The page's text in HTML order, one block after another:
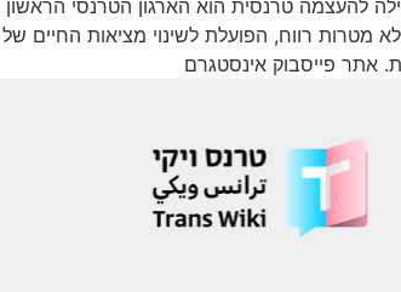
מטרות רווח, הפועלת לשינוי מציאות החיים
אתר פייסבוק אינסטגרם